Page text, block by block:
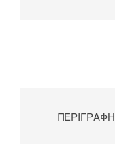
ΠΕΡΙΓΡΑΦΉ